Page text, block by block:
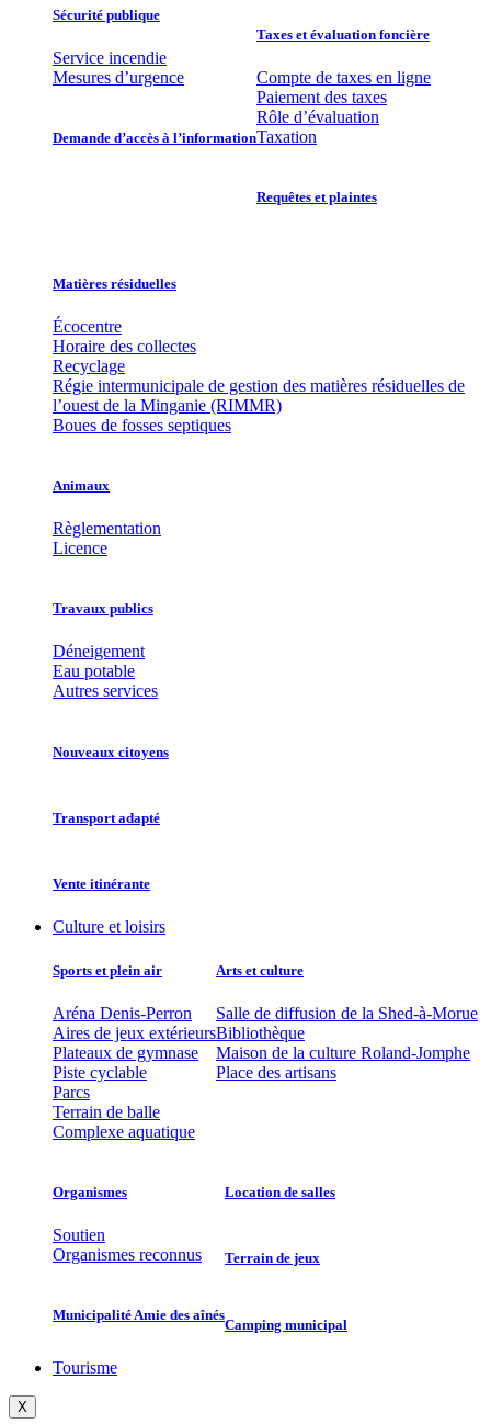
Sécurité publique
Service incendie
Mesures d’urgence
Demande d’accès à l’information
Taxes et évaluation foncière
Compte de taxes en ligne
Paiement des taxes
Rôle d’évaluation
Taxation
Requêtes et plaintes
Matières résiduelles
Écocentre
Horaire des collectes
Recyclage
Régie intermunicipale de gestion des matières résiduelles de
l’ouest de la Minganie (RIMMR)
Boues de fosses septiques
Animaux
Règlementation
Licence
Travaux publics
Déneigement
Eau potable
Autres services
Nouveaux citoyens
Transport adapté
Vente itinérante
Culture et loisirs
Sports et plein air
Aréna Denis-Perron
Aires de jeux extérieurs
Plateaux de gymnase
Piste cyclable
Parcs
Terrain de balle
Complexe aquatique
Arts et culture
Salle de diffusion de la Shed-à-Morue
Bibliothèque
Maison de la culture Roland-Jomphe
Place des artisans
Organismes
Soutien
Organismes reconnus
Municipalité Amie des aînés
Location de salles
Terrain de jeux
Camping municipal
Tourisme
X